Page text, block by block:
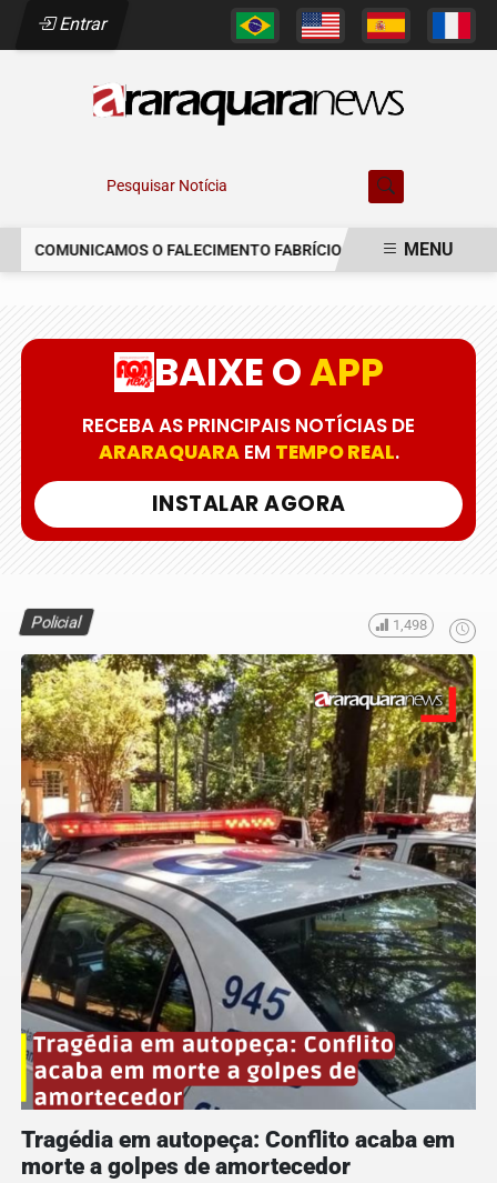
Entrar
Pesquisar Notícia
COMUNICAMOS O FALECIMENTO FABRÍCIO AUGUSTO FERREIRA
MENU
BAIXE OAPP
RECEBA AS PRINCIPAIS NOTÍCIAS DE
ARARAQUARAEM TEMPO REAL.
INSTALAR AGORA
Policial 1,498
Tragédia em autopeça: Conflito acaba em
morte a golpes de amortecedor